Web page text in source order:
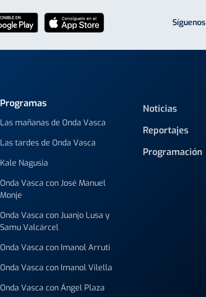
Síguenos
Programas
Las mañanas de Onda Vasca
Las tardes de Onda Vasca
Kale Nagusia
Onda Vasca con José Manuel
Monje
Onda Vasca con Juanjo Lusa y
Samu Valcárcel
Onda Vasca con Imanol Arruti
Onda Vasca con Imanol Vilella
Onda Vasca con Ángel Plaza
Noticias
Reportajes
Programación